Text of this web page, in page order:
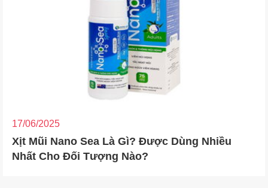
17/06/2025
Xịt Mũi Nano Sea Là Gì? Được Dùng Nhiều
Nhất Cho Đối Tượng Nào?